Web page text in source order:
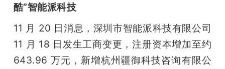
酷”智能派科技
11 月 20 日消息，深圳市智能派科技有限公司
11 月 18 日发生工商变更，注册资本增加至约
643.96 万元，新增杭州疆御科技咨询有限公